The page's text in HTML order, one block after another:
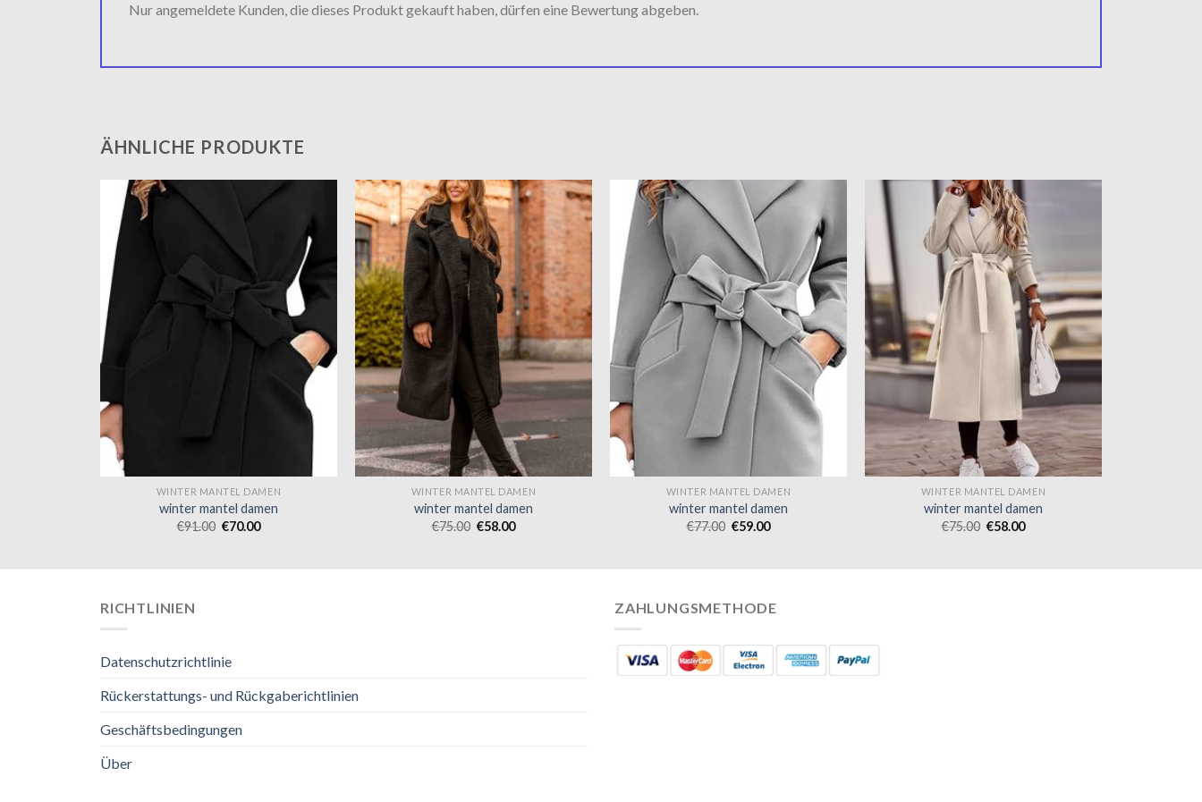
Nur angemeldete Kunden, die dieses Produkt gekauft haben, dürfen eine Bewertung abgeben.
ÄHNLICHE PRODUKTE
WINTER MANTEL DAMEN
winter mantel damen
€91.00 €70.00
WINTER MANTEL DAMEN
winter mantel damen
€75.00 €58.00
WINTER MANTEL DAMEN
winter mantel damen
€77.00 €59.00
WINTER MANTEL DAMEN
winter mantel damen
€75.00 €58.00
RICHTLINIEN
Datenschutzrichtlinie
Rückerstattungs- und Rückgaberichtlinien
Geschäftsbedingungen
Über
ZAHLUNGSMETHODE